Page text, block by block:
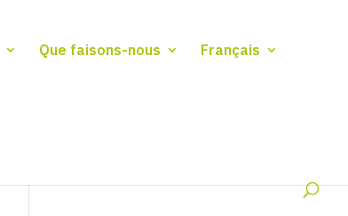
Que faisons-nous Français